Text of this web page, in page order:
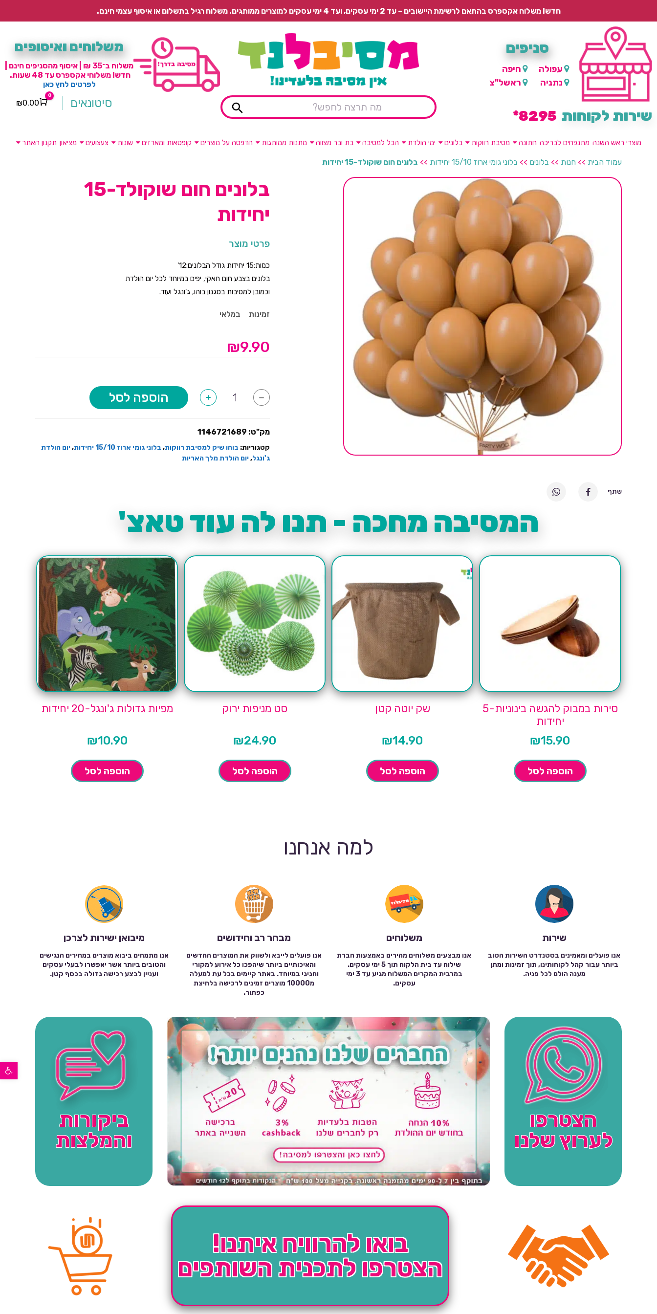
פתח סרגל נגישות
חדש! משלוח אקספרס בהתאם לרשימת היישובים – עד 2 ימי עסקים, ועד 4 ימי עסקים למוצרים ממותגים. משלוח רגיל בתשלום או איסוף עצמי חינם.
סניפים
עפולה
חיפה
נתניה
ראשל"צ
שירות לקוחות 8295*
משלוחים ואיסופים
משלוח ב־35 ₪ | איסוף מהסניפים חינם |
חדש! משלוחי אקספרס עד 48 שעות.
לפרטים לחץ כאן
סיטונאים Cart
0
₪0.00
מוצרי ראש השנה מתנפחים לבריכה חתונה מסיבת רווקות בלונים ימי הולדת הכל למסיבה בת ובר מצווה מתנות ממותגות הדפסה על מוצרים קופסאות ומארזים שונות צעצועים מציאון תקנון האתר
עמוד הבית >> חנות >> בלונים >> בלוני גומי ארוז 15/10 יחידות >> בלונים חום שוקולד-15 יחידות
שתף
בלונים חום שוקולד-15
יחידות
פרטי מוצר
כמות:15 יחידות גודל הבלונים:12'
בלונים בצבע חום חאקי, יפים במיוחד לכל יום הולדת
וכמובן למסיבות בסגנון בוהו, ג'ונגל ועוד.
זמינות במלאי
₪9.90
-
של
יחידות
+ הוספה לסל
מק"ט: 1146721689
קטגוריות: בוהו שיק למסיבת רווקות, בלוני גומי ארוז 15/10 יחידות ,יום הולדת
ג'ונגל,יום הולדת מלך האריות
המסיבה מחכה - תנו לה עוד טאצ'
סירות במבוק להגשה בינוניות-5
יחידות
₪15.90
הוספה לסל
שק יוטה קטן
₪14.90
הוספה לסל
סט מניפות ירוק
₪24.90
הוספה לסל
מפיות גדולות ג'ונגל-20 יחידות
₪10.90
הוספה לסל
למה אנחנו
שירות
אנו פועלים ומאמינים בסטנדרט השירות הטוב
ביותר עבור קהל לקוחותינו, תוך זמינות ומתן
מענה הולם לכל פניה.
משלוחים
אנו מבצעים משלוחים מהירים באמצעות חברת
שילוח עד בית הלקוח תוך 5 ימי עסקים.
במרבית המקרים המשלוח מגיע עד 3 ימי
עסקים.
מבחר רב וחידושים
אנו פועלים לייבא ולשווק את המוצרים החדשים
והאיכותיים ביותר שיהפכו כל אירוע למקורי
וחגיגי במיוחד. באתר קיימים בכל עת למעלה
מ10000 מוצרים זמינים לרכישה בלחיצת
כפתור.
מיבואן ישירות לצרכן
אנו מתמחים ביבוא מוצרים במחירים הנגישים
והטובים ביותר אשר יאפשרו לבעלי עסקים
ועניין לבצע רכישה גדולה בכסף קטן.
הצטרפו
לערוץ שלנו
ביקורות
והמלצות
בואו להרוויח איתנו!
הצטרפו לתכנית השותפים